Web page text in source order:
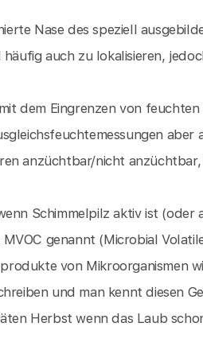
Nase des speziell
auch zu lokalisieren,
dem Eingrenzen von
aber
anzüchtbar/nicht
Schimmelpilz aktiv ist (oder
genannt (Microbial
von Mikroorganismen
und man kennt diesen
Herbst wenn das Laub